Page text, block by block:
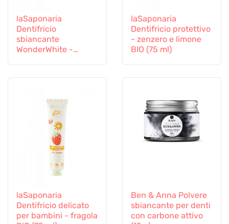
laSaponaria
Dentifricio
sbiancante
WonderWhite -
laSaponaria
Dentifricio protettivo
- zenzero e limone
BIO (75 ml)
laSaponaria
Dentifricio delicato
per bambini - fragola
Ben & Anna Polvere
sbiancante per denti
con carbone attivo